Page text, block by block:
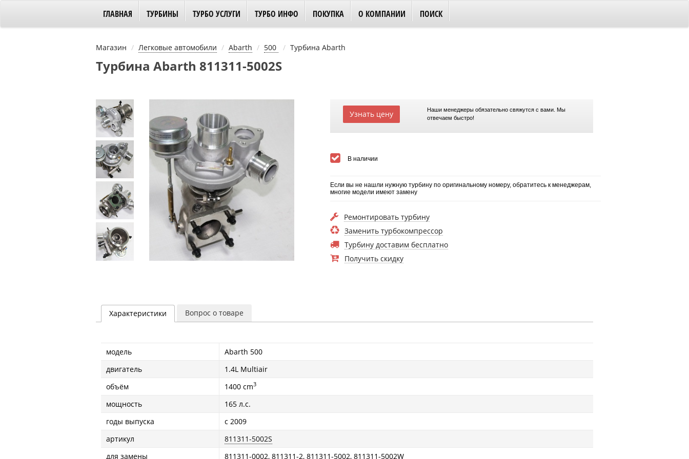
ГЛАВНАЯ ТУРБИНЫ ТУРБО УСЛУГИ ТУРБО ИНФО ПОКУПКА О КОМПАНИИ ПОИСК
Магазин Легковые автомобили Abarth 500 Турбина Abarth
Турбина Abarth 811311-5002S
Узнать цену
Наши менеджеры обязательно свяжутся с вами. Мы
отвечаем быстро!
В наличии
Если вы не нашли нужную турбину по оригинальному номеру, обратитесь к менеджерам,
многие модели имеют замену
Ремонтировать турбину
Заменить турбокомпрессор
Турбину доставим бесплатно
Получить скидку
Характеристики Вопрос о товаре
модель
Abarth 500
двигатель
1.4L Multiair
объём
1400 cm3
мощность
165 л.с.
годы выпуска
с 2009
артикул
811311-5002S
для замены
811311-0002, 811311-2, 811311-5002, 811311-5002W